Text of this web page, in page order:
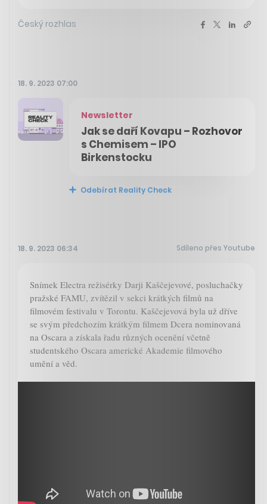
Český rozhlas
18. 9. 2023 07:00
Newsletter
Jak se daří Kovapu – Rozhovor
s Chemisem – IPO
Birkenstocku
Odebírat Reality Check
18. 9. 2023 06:34 Sdíleno přes Youtube
Snímek Electra režisérky Darji Kaščejevové, posluchačky
pražské FAMU, zvítězil v sekci krátkých filmů na
filmovém festivalu v Torontu. Kaščejevová byla už dříve
se svým předchozím krátkým filmem Dcera nominovaná
na Oscara a získala řadu různých ocenění včetně
studentského Oscara americké Akademie filmového
umění a věd.